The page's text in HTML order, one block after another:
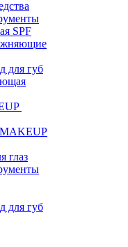
SPF
для губ
глаз
для губ